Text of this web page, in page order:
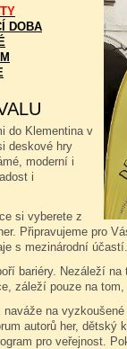
DOBA
do Klementina v
deskové hry
moderní i
i
si vyberete z
Připravujeme pro
s mezinárodní účastí.
bariéry. Nezáleží
záleží pouze na
naváže na
autorů her, dětský
pro veřejnost.